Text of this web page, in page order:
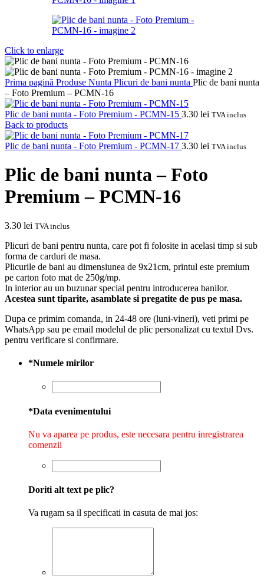
Click to enlarge
Prima pagină Produse Nunta Plicuri de bani nunta Plic de bani nunta
– Foto Premium – PCMN-16
Plic de bani nunta - Foto Premium - PCMN-15 3.30 lei TVA inclus
Back to products
Plic de bani nunta - Foto Premium - PCMN-17 3.30 lei TVA inclus
Plic de bani nunta – Foto
Premium – PCMN-16
3.30 lei TVA inclus
Plicuri de bani pentru nunta, care pot fi folosite in acelasi timp si sub
forma de carduri de masa.
Plicurile de bani au dimensiunea de 9x21cm, printul este premium
pe carton foto mat de 250g/mp.
In interior au un buzunar special pentru introducerea banilor.
Acestea sunt tiparite, asamblate si pregatite de pus pe masa.
Dupa ce primim comanda, in 24-48 ore (luni-vineri), veti primi pe
WhatsApp sau pe email modelul de plic personalizat cu textul Dvs.
pentru verificare si confirmare.
*Numele mirilor
*Data evenimentului
Nu va aparea pe produs, este necesara pentru inregistrarea
comenzii
Doriti alt text pe plic?
Va rugam sa il specificati in casuta de mai jos: